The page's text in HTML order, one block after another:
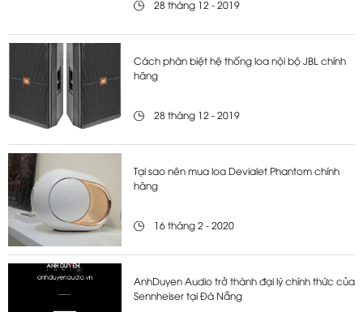
28 tháng 12 - 2019
Cách phân biệt hệ thống loa nội bộ JBL chính
hãng
28 tháng 12 - 2019
Tại sao nên mua loa Devialet Phantom chính
hãng
16 tháng 2 - 2020
AnhDuyen Audio trở thành đại lý chính thức của
Sennheiser tại Đà Nẵng